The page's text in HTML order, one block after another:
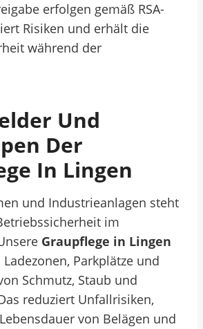
erfolgen gemäß RSA-
Risiken und erhält die
während der
Und
Der
In Lingen
und Industrieanlagen steht
im
Graupflege in Lingen
Parkplätze und
Schmutz, Staub und
reduziert Unfallrisiken,
von Belägen und